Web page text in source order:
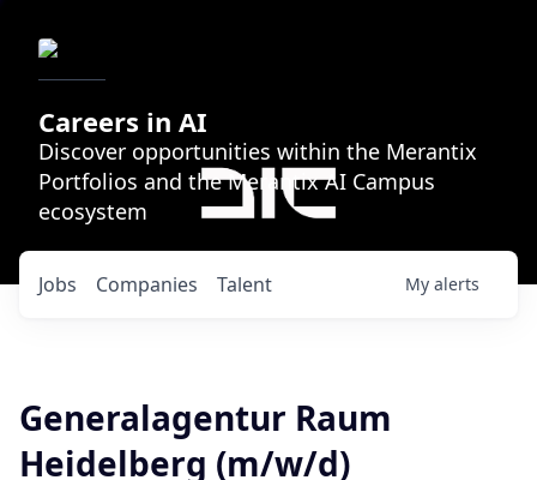
Careers in AI
Discover opportunities within the Merantix
Portfolios and the Merantix AI Campus
ecosystem
Jobs Companies Talent My alerts
Generalagentur Raum
Heidelberg (m/w/d)